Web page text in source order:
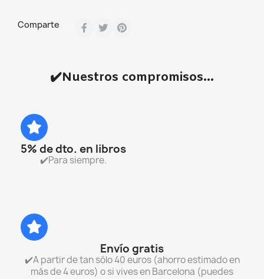
Comparte
✔️Nuestros compromisos...
5% de dto. en libros
✔️Para siempre.
Envío gratis
✔️A partir de tan sólo 40 euros (ahorro estimado en
más de 4 euros) o si vives en Barcelona (puedes